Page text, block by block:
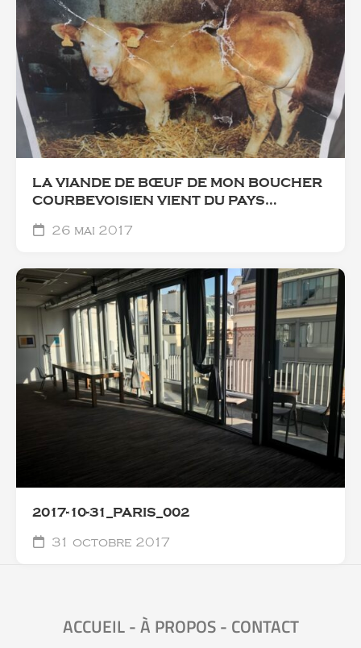
LA VIANDE DE BŒUF DE MON BOUCHER
COURBEVOISIEN VIENT DU PAYS…
26 mai 2017
2017-10-31_PARIS_002
31 octobre 2017
ACCUEIL-À PROPOS- CONTACT